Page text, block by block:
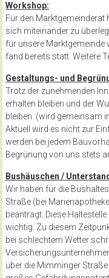
Workshop:
Für den
sich miteinander zu
für unsere Marktgemeinde
fand bereits statt. Weitere
Gestaltungs- und
Trotz der zunehmenden
erhalten bleiben und der
bleiben. (wird gemeinsam
Aktuell wird es nicht zur
werden bei jedem
Begrünung von uns stets
Bushäuschen /
Wir haben für die
Straße (bei
beantragt. Diese
wichtig. Zu diesem
bei schlechtem Wetter
über die Mimminger